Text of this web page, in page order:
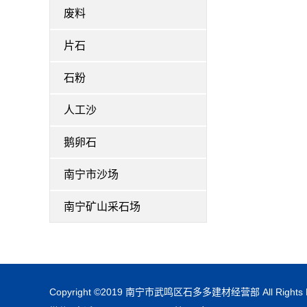
废料
片石
石粉
人工沙
鹅卵石
南宁市沙场
南宁矿山采石场
Copyright ©2019 南宁市武鸣区石多多建材经营部 All Rights